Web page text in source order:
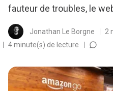
fauteur de troubles, le
Jonathan Le Borgne
2
4 minute(s) de lecture